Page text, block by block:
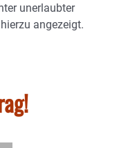
unerlaubter
angezeigt.